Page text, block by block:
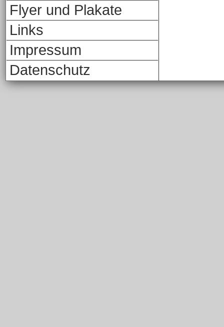
Flyer und Plakate
Links
Impressum
Datenschutz